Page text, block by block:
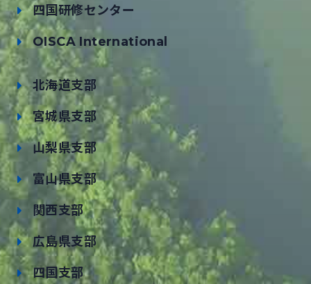
四国研修センター
OISCA International
北海道支部
宮城県支部
山梨県支部
富山県支部
関西支部
広島県支部
四国支部